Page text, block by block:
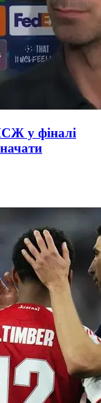
у фіналі